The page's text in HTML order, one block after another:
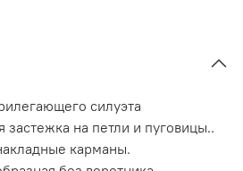
силуэта
застежка на петли и пуговицы..
карманы.